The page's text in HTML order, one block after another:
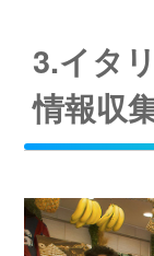
3.イタ
情報収